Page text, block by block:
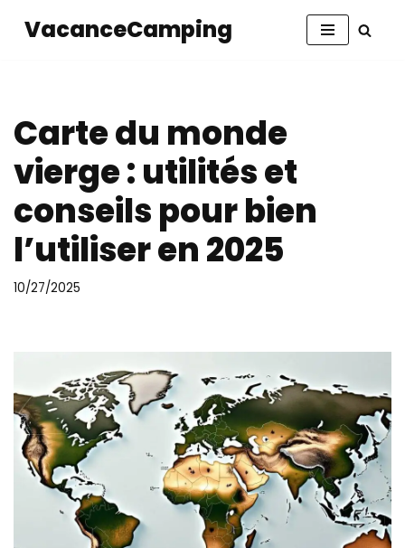
VacanceCamping
Carte du monde
vierge : utilités et
conseils pour bien
l’utiliser en 2025
10/27/2025